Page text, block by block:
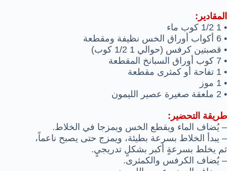
المقادير:
• 1 1/2 كوب ماء
• 6 أكواب أوراق الخس نظيفة ومقطعة
• قصبتين كرفس (حوالي 1 1/2 كوب)
• 7 كوب أوراق السبانخ المقطعة
• 1 تفاحة أو كمثرى مقطعة
• 1 موز
• 2 ملعقة صغيرة عصير الليمون
طريقة التحضير:
– يُضاف الماء ويقطع الخس ويمزجا في الخلاط.
– يبدأ الخلاط بسرعة بطيئة، ويمزج حتى يصبح ناعماً،
ثم يخلط بسرعةٍ أكبر بشكلٍ تدريجيٍ.
– يُضاف الكرفس والكمثرى.